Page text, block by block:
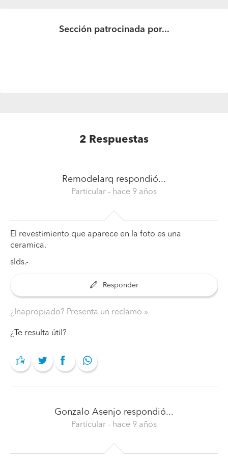
Sección patrocinada por...
2 Respuestas
Remodelarq respondió...
Particular - hace 9 años
El revestimiento que aparece en la foto es una
ceramica.
slds.-
Responder
¿Inapropiado? Presenta un reclamo
¿Te resulta útil?
Gonzalo Asenjo respondió...
Particular - hace 9 años